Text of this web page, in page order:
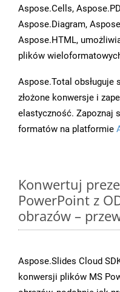
Aspose.Cells,
Aspose.Diagram,
Aspose.HTML,
plików
Aspose.Total obsługuje
złożone konwersje i
elastyczność. Zapoznaj
formatów na platformie
Konwertuj
PowerPoint z
obrazów –
Aspose.Slides Cloud
konwersji plików MS